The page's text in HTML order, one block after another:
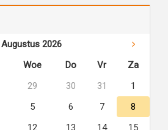
Augustus 2026
Woe Do Vr
Za
29 30 31
1
5 6 7
8